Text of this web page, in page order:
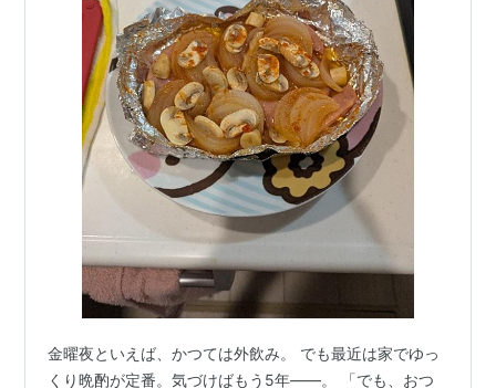
金曜夜といえば、かつては外飲み。 でも最近は家でゆっ
くり晩酌が定番。気づけばもう5年――。 「でも、おつ